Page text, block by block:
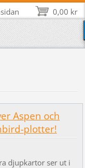
Aspen och
plotter!
djupkartor ser ut i
0,00 kr